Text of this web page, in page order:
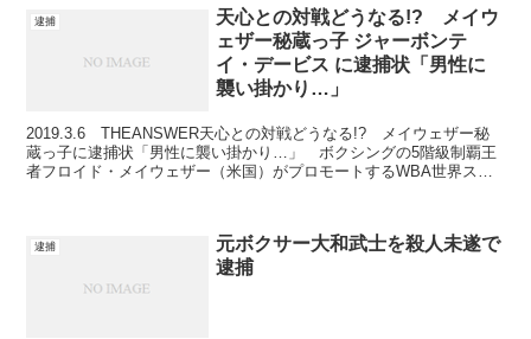
逮捕
天心との対戦どうなる!? メイウ
ェザー秘蔵っ子 ジャーボンテ
イ・デービス に逮捕状「男性に
襲い掛かり…」
2019.3.6 THEANSWER天心との対戦どうなる!? メイウェザー秘
蔵っ子に逮捕状「男性に襲い掛かり…」 ボクシングの5階級制覇王
者フロイド・メイウェザー（米国）がプロモートするWBA世界スー
逮捕
元ボクサー大和武士を殺人未遂で
逮捕